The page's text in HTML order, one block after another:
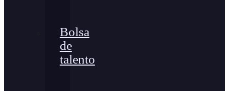
Bolsa
de
talento